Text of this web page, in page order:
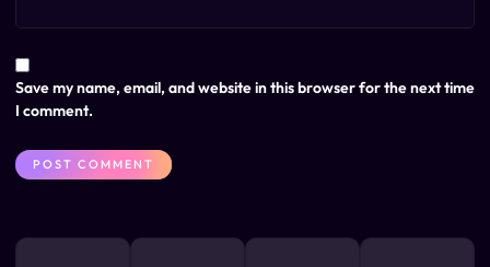
Save my name, email, and website in this browser for the next time
I comment.